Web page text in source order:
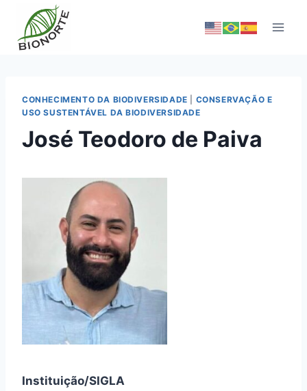
CONHECIMENTO DA BIODIVERSIDADE
CONSERVAÇÃO E
USO SUSTENTÁVEL DA BIODIVERSIDADE
José Teodoro de Paiva
Instituição/SIGLA